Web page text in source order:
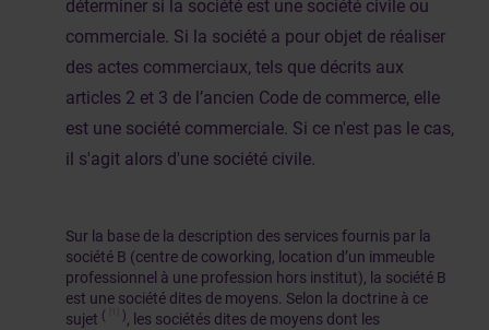
déterminer si la société est une société civile ou
commerciale. Si la société a pour objet de réaliser
des actes commerciaux, tels que décrits aux
articles 2 et 3 de l’ancien Code de commerce, elle
est une société commerciale. Si ce n'est pas le cas,
il s'agit alors d'une société civile.
Sur la base de la description des services fournis par la
société B (centre de coworking, location d’un immeuble
professionnel à une profession hors institut), la société B
est une société dites de moyens. Selon la doctrine à ce
sujet ( ), les sociétés dites de moyens dont les